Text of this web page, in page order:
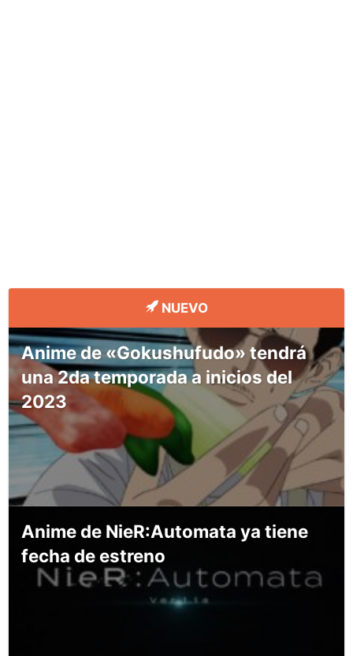
NUEVO
Anime de «Gokushufudo» tendrá
una 2da temporada a inicios del
2023
Anime de NieR:Automata ya tiene
fecha de estreno